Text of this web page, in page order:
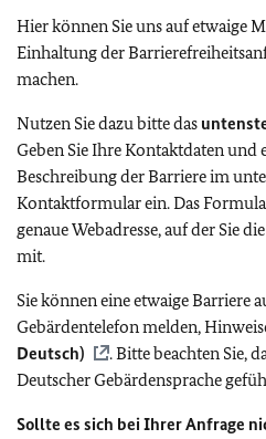
Hier können Sie uns auf etwaige
Einhaltung der
machen.
Nutzen Sie dazu bitte das
Geben Sie Ihre Kontaktdaten und
Beschreibung der Barriere im
Kontaktformular ein. Das
genaue Webadresse, auf der Sie
mit.
Sie können eine etwaige Barriere
Gebärdentelefon melden,
Deutsch)
. Bitte beachten Sie,
Deutscher Gebärdensprache
Sollte es sich bei Ihrer Anfrage